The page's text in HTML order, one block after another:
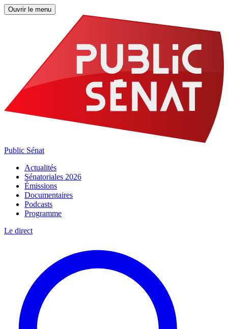
Ouvrir le menu
Public Sénat
Actualités
Sénatoriales 2026
Émissions
Documentaires
Podcasts
Programme
Le direct